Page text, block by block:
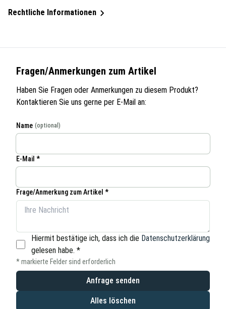
Rechtliche Informationen
Fragen/Anmerkungen zum Artikel
Haben Sie Fragen oder Anmerkungen zu diesem Produkt?
Kontaktieren Sie uns gerne per E-Mail an:
Name (optional)
E-Mail *
Frage/Anmerkung zum Artikel *
Hiermit bestätige ich, dass ich die Datenschutzerklärung
gelesen habe. *
* markierte Felder sind erforderlich
Alles löschen
Anfrage senden